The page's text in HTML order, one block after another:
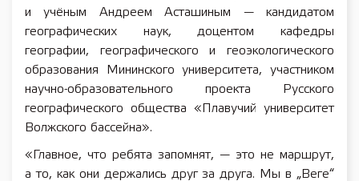
и учёным Андреем Асташиным — кандидатом
географических наук, доцентом кафедры
географии, географического и геоэкологического
образования Мининского университета, участником
научно-образовательного проекта Русского
географического общества «Плавучий университет
Волжского бассейна».
«Главное, что ребята запомнят, — это не маршрут,
а то, как они держались друг за друга. Мы в „Веге“